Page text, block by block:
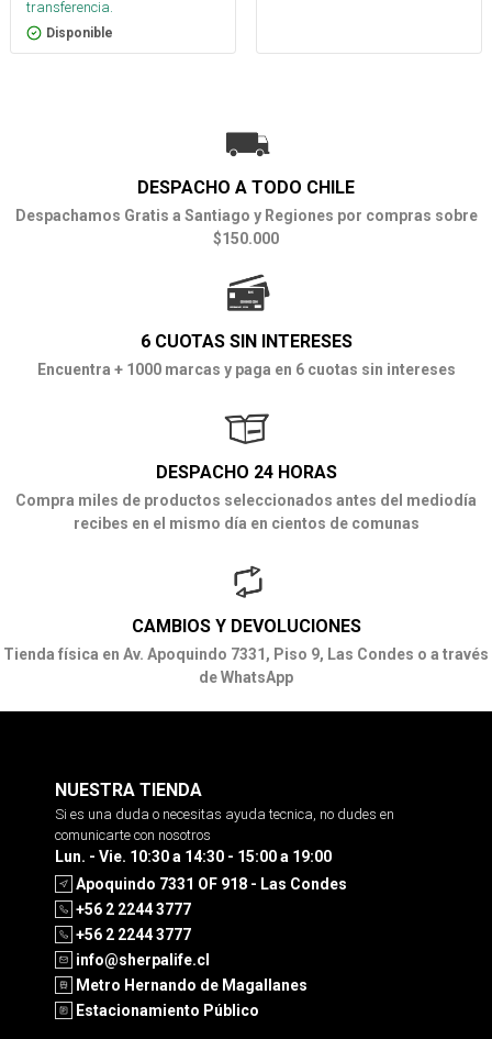
transferencia.
Disponible
DESPACHO A TODO CHILE
Despachamos Gratis a Santiago y Regiones por compras sobre
$150.000
6 CUOTAS SIN INTERESES
Encuentra + 1000 marcas y paga en 6 cuotas sin intereses
DESPACHO 24 HORAS
Compra miles de productos seleccionados antes del mediodía
recibes en el mismo día en cientos de comunas
CAMBIOS Y DEVOLUCIONES
Tienda física en Av. Apoquindo 7331, Piso 9, Las Condes o a través
de WhatsApp
NUESTRA TIENDA
Si es una duda o necesitas ayuda tecnica, no dudes en
comunicarte con nosotros
Lun. - Vie. 10:30 a 14:30 - 15:00 a 19:00
Apoquindo 7331 OF 918 - Las Condes
+56 2 2244 3777
+56 2 2244 3777
info@sherpalife.cl
Metro Hernando de Magallanes
Estacionamiento Público